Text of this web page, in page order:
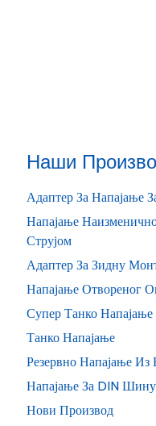
Наши
Адаптер За Напајање
Напајање
Струјом
Адаптер За Зидну
Напајање Отвореног
Супер Танко Напајање
Танко Напајање
Резервно Напајање Из
Напајање За DIN Шину
Нови Производ